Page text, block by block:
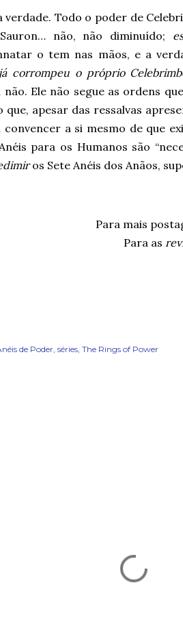
verdade. Todo o poder de
não, não diminuído;
o tem nas mãos, e a
já corrompeu o próprio
Ele não segue as ordens
apesar das ressalvas
a si mesmo de que
para os Humanos são
os Sete Anéis dos Anãos,
Para mais
Para as
de Poder séries The Rings of Power